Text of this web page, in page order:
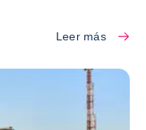
Leer más